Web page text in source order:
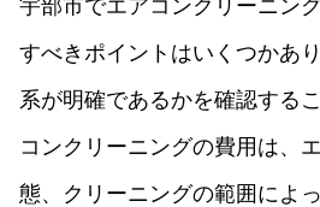
宇部市でエアコンクリーニン
すべきポイントはいくつかあ
系が明確であるかを確認する
コンクリーニングの費用は、
態、クリーニングの範囲によ